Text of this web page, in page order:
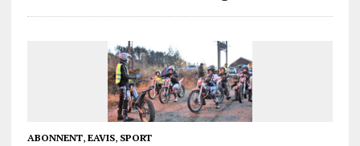
ABONNENT, EAVIS, SPORT